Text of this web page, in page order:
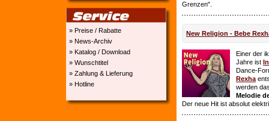
» Preise / Rabatte
» News-Archiv
» Katalog / Download
» Wunschtitel
» Zahlung & Lieferung
» Hotline
Grenzen".
New Religion - Bebe
Einer der
Jahre ist
Dance-
Rexha
werden
Melodie
Der neue Hit ist absolut